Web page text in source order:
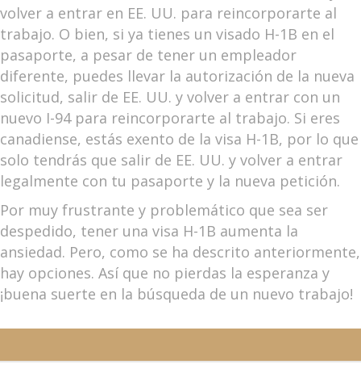
volver a entrar en EE. UU. para reincorporarte al
trabajo. O bien, si ya tienes un visado H-1B en el
pasaporte, a pesar de tener un empleador
diferente, puedes llevar la autorización de la nueva
solicitud, salir de EE. UU. y volver a entrar con un
nuevo I-94 para reincorporarte al trabajo. Si eres
canadiense, estás exento de la visa H-1B, por lo que
solo tendrás que salir de EE. UU. y volver a entrar
legalmente con tu pasaporte y la nueva petición.
Por muy frustrante y problemático que sea ser
despedido, tener una visa H-1B aumenta la
ansiedad. Pero, como se ha descrito anteriormente,
hay opciones. Así que no pierdas la esperanza y
¡buena suerte en la búsqueda de un nuevo trabajo!